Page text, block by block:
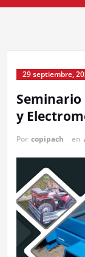
29 septiembre,
Seminario
y
Por copipach en